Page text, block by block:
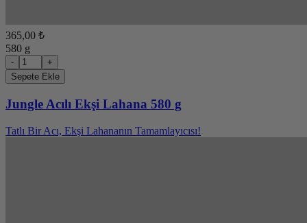
365,00 ₺
580 g
-
+
Sepete Ekle
Jungle Acılı Ekşi Lahana 580 g
Tatlı Bir Acı, Ekşi Lahananın Tamamlayıcısı!